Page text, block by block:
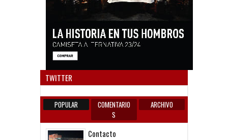
TWITTER
POPULAR
COMENTARIO
S
ARCHIVO
Contacto